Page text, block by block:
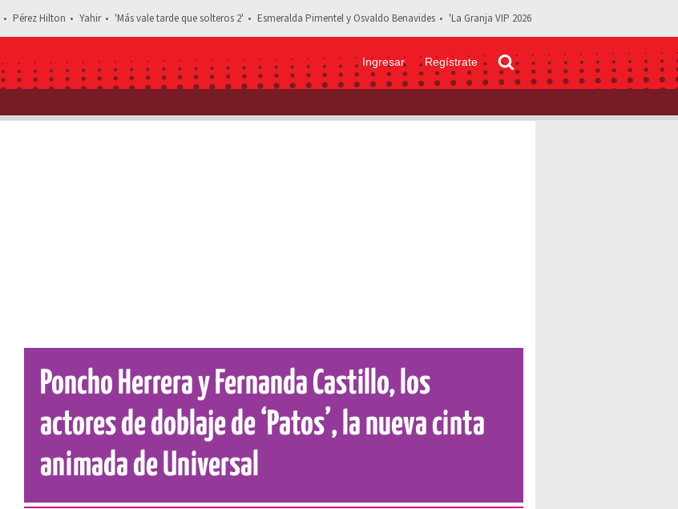
Pérez Hilton Yahir 'Más vale tarde que solteros 2' Esmeralda Pimentel y Osvaldo Benavides 'La Granja VIP 2026
Ingresar Regístrate
Estás leyendo: Poncho Herrera y Fernanda Castillo, los actores de doblaje de ‘Patos’, la nueva cinta animada de Universal
Poncho Herrera y Fernanda Castillo, los
actores de doblaje de ‘Patos’, la nueva cinta
animada de Universal